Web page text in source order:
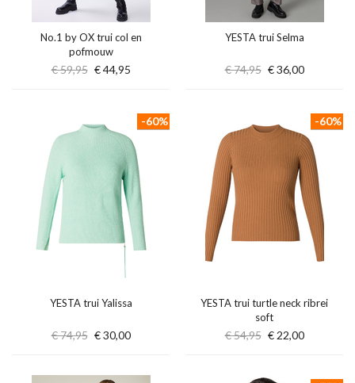
No.1 by OX trui col en
pofmouw
€ 59,95 € 44,95
YESTA trui Selma
€ 74,95 € 36,00
YESTA trui Yalissa
€ 74,95 € 30,00
-60%
YESTA trui turtle neck ribrei
soft
€ 54,95 € 22,00
-60%